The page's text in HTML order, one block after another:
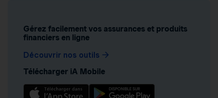
Gérez facilement vos assurances et produits
financiers en ligne
Découvrir nos outils
Télécharger iA Mobile